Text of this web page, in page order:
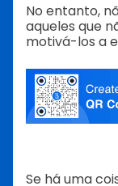
No entanto,
aqueles que
motivá-los a
Se há uma